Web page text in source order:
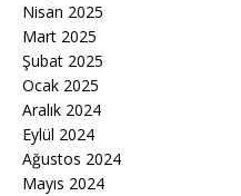
Nisan 2025
Mart 2025
Şubat 2025
Ocak 2025
Aralık 2024
Eylül 2024
Ağustos 2024
Mayıs 2024